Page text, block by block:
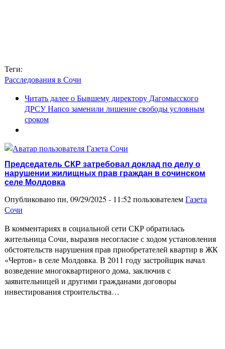
Теги:
Расследования в Сочи
Читать далеео Бывшему директору Дагомысского
ДРСУ Напсо заменили лишение свободы условным
сроком
Председатель СКР затребовал доклад по делу о
нарушении жилищных прав граждан в сочинском
селе Молдовка
Опубликовано пн, 09/29/2025 - 11:52 пользователемГазета
Сочи
В комментариях в социальной сети СКР обратилась
жительница Сочи, выразив несогласие с ходом установления
обстоятельств нарушения прав приобретателей квартир в ЖК
«Чертов» в селе Молдовка. В 2011 году застройщик начал
возведение многоквартирного дома, заключив с
заявительницей и другими гражданами договоры
инвестирования строительства…